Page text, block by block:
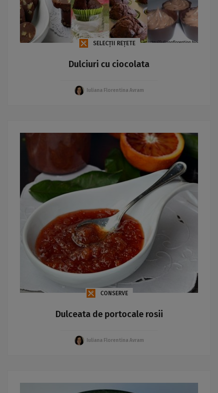
SELECȚII REȚETE
Dulciuri cu ciocolata
Iuliana Florentina Avram
CONSERVE
Dulceata de portocale rosii
Iuliana Florentina Avram